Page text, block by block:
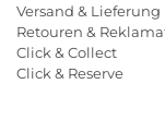
Versand & Lieferung
Retouren &
Click & Collect
Click & Reserve